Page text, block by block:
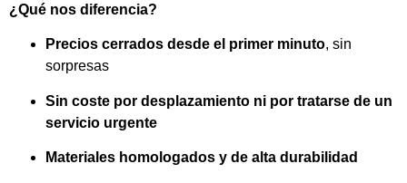
¿Qué nos diferencia?
Precios cerrados desde el primer minuto, sin
sorpresas
Sin coste por desplazamiento ni por tratarse de un
servicio urgente
Materiales homologados y de alta durabilidad